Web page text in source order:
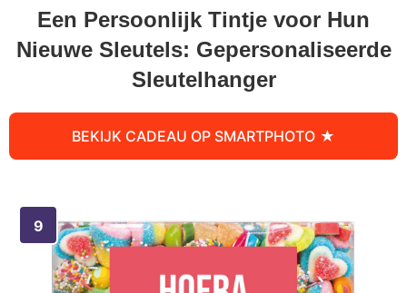
Een Persoonlijk Tintje voor Hun
Nieuwe Sleutels: Gepersonaliseerde
Sleutelhanger
BEKIJK CADEAU OP SMARTPHOTO